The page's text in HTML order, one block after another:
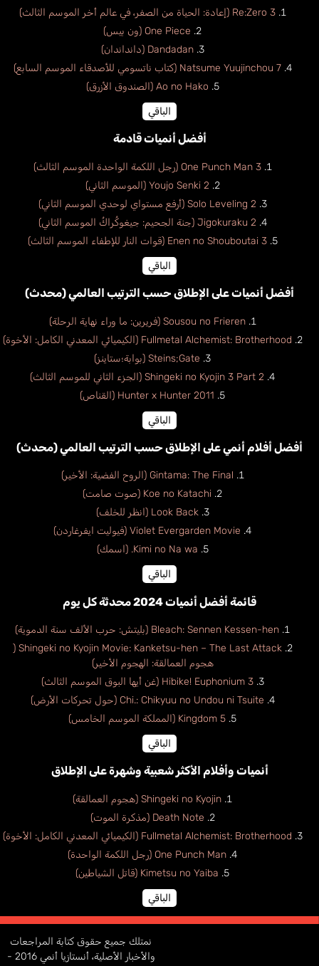
Re:Zero 3 (إعادة: الحياة من الصفر، في عالم أخر الموسم الثالث)
One Piece (ون بيس)
Dandadan (دانداندان)
Natsume Yuujinchou 7 (كتاب ناتسومي للأصدقاء الموسم السابع)
Ao no Hako (الصندوق الأزرق)
الباقي
أفضل أنميات قادمة
One Punch Man 3 (رجل اللكمة الواحدة الموسم الثالث)
Youjo Senki 2 (الموسم الثاني)
Solo Leveling 2 (أرفع مستواي لوحدي الموسم الثاني)
Jigokuraku 2 (جنة الجحيم: جيغوكُراكُ الموسم الثاني)
Enen no Shouboutai 3 (قوات النار للإطفاء الموسم الثالث)
الباقي
أفضل أنميات على الإطلاق حسب الترتيب العالمي (محدث)
Sousou no Frieren (فريرين: ما وراء نهاية الرحلة)
Fullmetal Alchemist: Brotherhood (الكيميائي المعدني الكامل: الأخوة)
Steins;Gate (بوابة؛ستاينز)
Shingeki no Kyojin 3 Part 2 (الجزء الثاني للموسم الثالث)
Hunter x Hunter 2011 (القناص)
الباقي
أفضل أفلام أنمي على الإطلاق حسب الترتيب العالمي (محدث)
Gintama: The Final (الروح الفضية: الأخير)
Koe no Katachi (صوت صامت)
Look Back (انظر للخلف)
Violet Evergarden Movie (فيوليت ايفرغاردن)
Kimi no Na wa. (اسمك)
الباقي
قائمة أفضل أنميات 2024 محدثة كل يوم
Bleach: Sennen Kessen-hen (بليتش: حرب الألف سنة الدموية)
Shingeki no Kyojin Movie: Kanketsu-hen – The Last Attack (
هجوم العمالقة: الهجوم الأخير)
Hibike! Euphonium 3 (غن أيها البوق الموسم الثالث)
Chi.: Chikyuu no Undou ni Tsuite (حول تحركات الأرض)
Kingdom 5 (المملكة الموسم الخامس)
الباقي
أنميات وأفلام الأكثر شعبية وشهرة على الإطلاق
Shingeki no Kyojin (هجوم العمالقة)
Death Note (مذكرة الموت)
Fullmetal Alchemist: Brotherhood (الكيميائي المعدني الكامل: الأخوة)
One Punch Man (رجل اللكمة الواحدة)
Kimetsu no Yaiba (قاتل الشياطين)
الباقي
نمتلك جميع حقوق كتابة المراجعات
والأخبار الأصلية، أنستازيا أنمي 2016 -